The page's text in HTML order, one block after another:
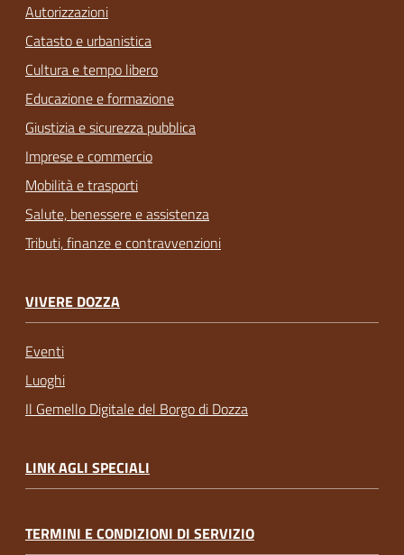
Autorizzazioni
Catasto e urbanistica
Cultura e tempo libero
Educazione e formazione
Giustizia e sicurezza pubblica
Imprese e commercio
Mobilità e trasporti
Salute, benessere e assistenza
Tributi, finanze e contravvenzioni
VIVERE DOZZA
Eventi
Luoghi
Il Gemello Digitale del Borgo di Dozza
LINK AGLI SPECIALI
TERMINI E CONDIZIONI DI SERVIZIO